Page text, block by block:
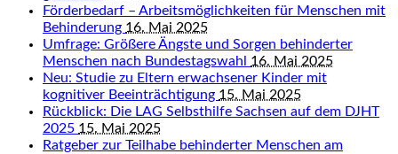
Förderbedarf – Arbeitsmöglichkeiten für Menschen mit
Behinderung 16. Mai 2025
Umfrage: Größere Ängste und Sorgen behinderter
Menschen nach Bundestagswahl 16. Mai 2025
Neu: Studie zu Eltern erwachsener Kinder mit
kognitiver Beeinträchtigung 15. Mai 2025
Rückblick: Die LAG Selbsthilfe Sachsen auf dem DJHT
2025 15. Mai 2025
Ratgeber zur Teilhabe behinderter Menschen am